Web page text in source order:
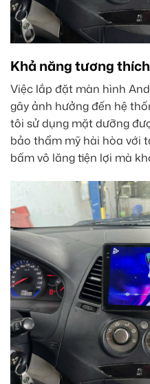
Khả năng tương
Việc lắp đặt màn hình
gây ảnh hưởng đến hệ
tôi sử dụng mặt dưỡng
bảo thẩm mỹ hài hòa với
bấm vô lăng tiện lợi mà